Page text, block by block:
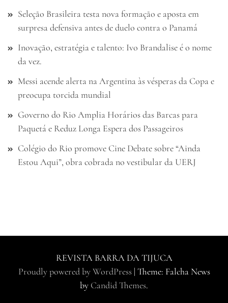
Seleção Brasileira testa nova formação e aposta em
surpresa defensiva antes de duelo contra o Panamá
Inovação, estratégia e talento: Ivo Brandalise é o nome
da vez.
Messi acende alerta na Argentina às vésperas da Copa e
preocupa torcida mundial
Governo do Rio Amplia Horários das Barcas para
Paquetá e Reduz Longa Espera dos Passageiros
Colégio do Rio promove Cine Debate sobre “Ainda
Estou Aqui”, obra cobrada no vestibular da UERJ
REVISTA BARRA DA TIJUCA
Proudly powered by WordPress | Theme: Falcha News
by Candid Themes.